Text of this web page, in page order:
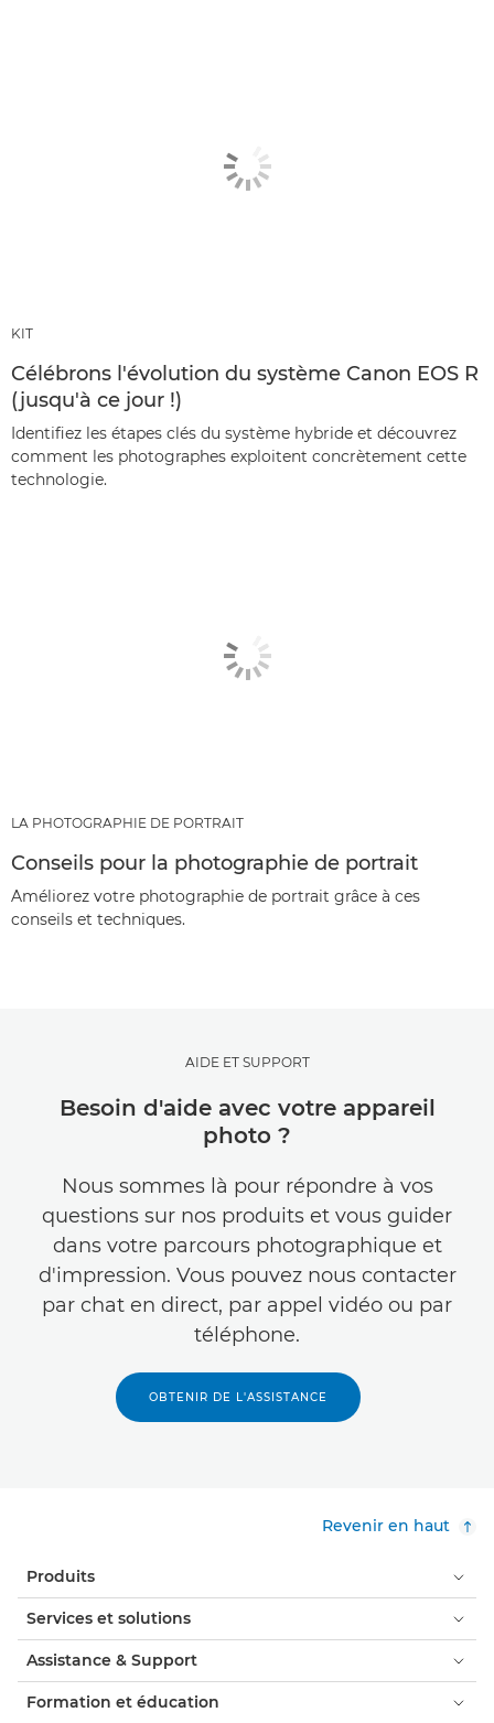
KIT
Célébrons l'évolution du système Canon EOS R
(jusqu'à ce jour !)
Identifiez les étapes clés du système hybride et découvrez
comment les photographes exploitent concrètement cette
technologie.
LA PHOTOGRAPHIE DE PORTRAIT
Conseils pour la photographie de portrait
Améliorez votre photographie de portrait grâce à ces
conseils et techniques.
AIDE ET SUPPORT
Besoin d'aide avec votre appareil
photo ?
Nous sommes là pour répondre à vos
questions sur nos produits et vous guider
dans votre parcours photographique et
d'impression. Vous pouvez nous contacter
par chat en direct, par appel vidéo ou par
téléphone.
OBTENIR DE L'ASSISTANCE
Revenir en haut
Produits
Services et solutions
Assistance & Support
Formation et éducation